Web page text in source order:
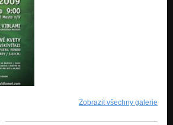
Zobrazit všechny galerie